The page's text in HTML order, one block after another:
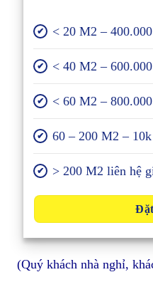
✔ < 20 M2 –
✔ < 40 M2 –
✔ < 60 M2 –
✔ 60 – 200 M2 –
✔ > 200 M2 liên hệ
(Quý khách nhà nghỉ,